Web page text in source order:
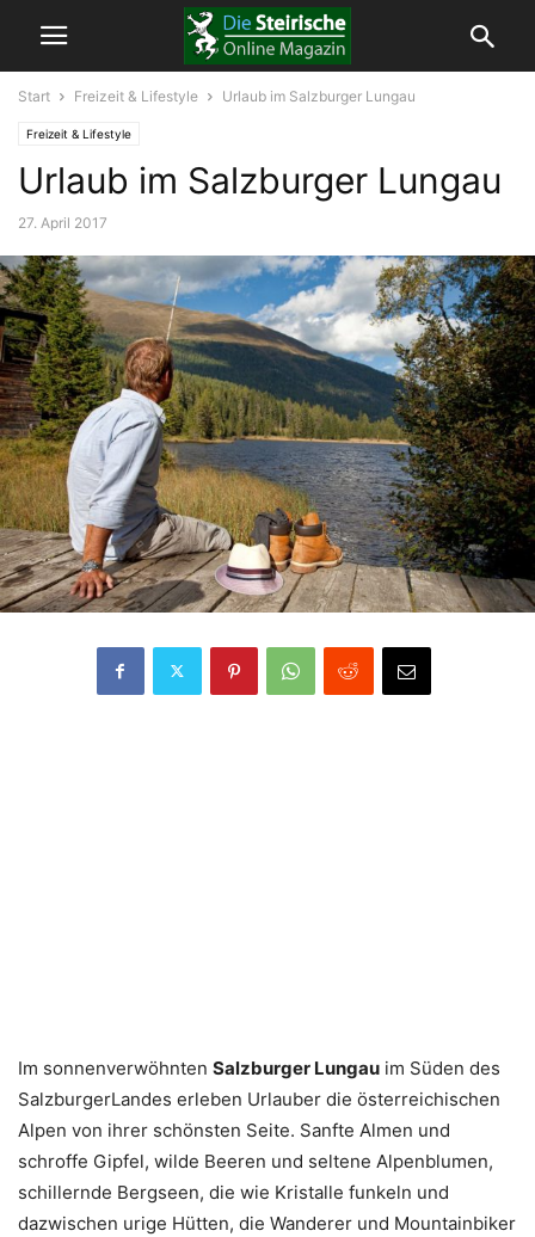
Start Freizeit & Lifestyle Urlaub im Salzburger Lungau
Freizeit & Lifestyle
Urlaub im Salzburger Lungau
27. April 2017
Im sonnenverwöhnten Salzburger Lungau im Süden des
SalzburgerLandes erleben Urlauber die österreichischen
Alpen von ihrer schönsten Seite. Sanfte Almen und
schroffe Gipfel, wilde Beeren und seltene Alpenblumen,
schillernde Bergseen, die wie Kristalle funkeln und
dazwischen urige Hütten, die Wanderer und Mountainbiker